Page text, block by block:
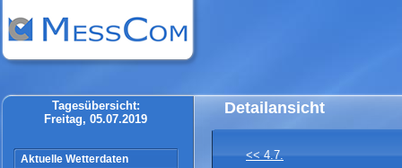
Tagesübersicht:
Freitag, 05.07.2019
Detailansicht
<< 4.7.
Aktuelle Wetterdaten